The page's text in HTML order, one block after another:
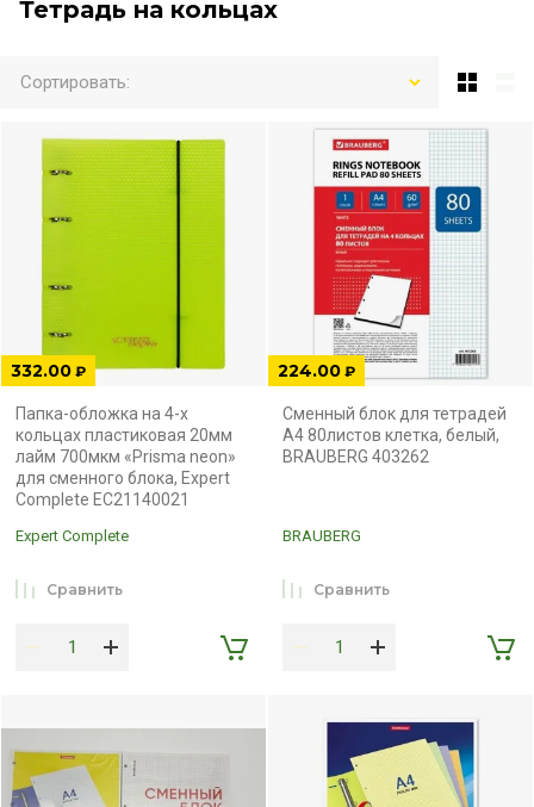
Тетрадь на кольцах
Сортировать:
332.00 ₽
Папка-обложка на 4-х
кольцах пластиковая 20мм
лайм 700мкм «Prisma neon»
для сменного блока, Expert
Complete EC21140021
Expert Complete
Сравнить
224.00 ₽
Сменный блок для тетрадей
А4 80листов клетка, белый,
BRAUBERG 403262
BRAUBERG
Сравнить